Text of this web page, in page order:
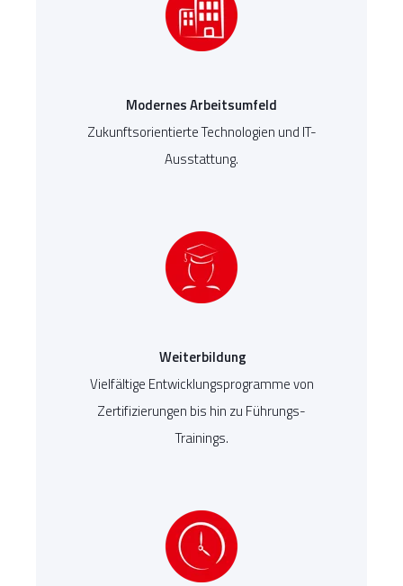
Modernes Arbeitsumfeld
Zukunftsorientierte Technologien und IT-
Ausstattung.
Weiterbildung
Vielfältige Entwicklungsprogramme von
Zertifizierungen bis hin zu Führungs-
Trainings.